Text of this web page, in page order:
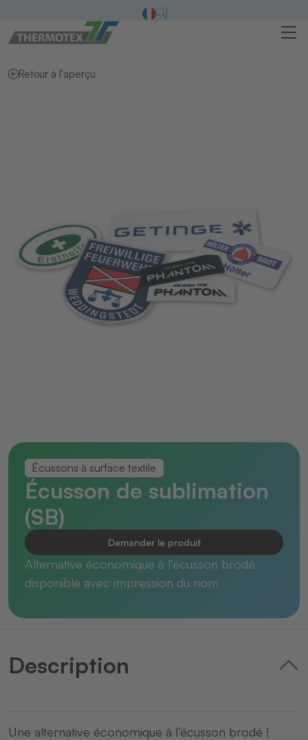
Retour à l'aperçu
Écussons à surface textile
Écusson de sublimation
(SB)
Demander le produit
Alternative économique à l’écusson brodé,
disponible avec impression du nom
Description
Une alternative économique à l’écusson brodé !